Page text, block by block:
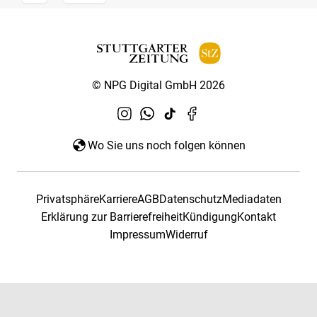
© NPG Digital GmbH 2026
Wo Sie uns noch folgen können
PrivatsphäreKarriereAGBDatenschutzMediadaten
Erklärung zur BarrierefreiheitKündigungKontakt
ImpressumWiderruf